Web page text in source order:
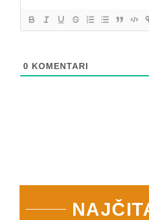
0 KOMENTARI